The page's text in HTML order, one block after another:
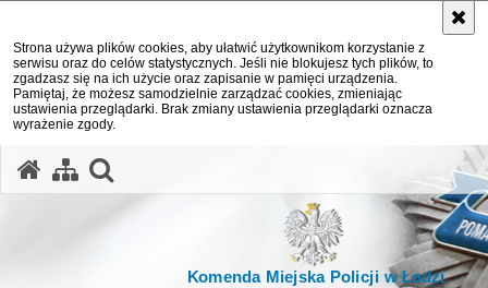
Strona używa plików cookies, aby ułatwić użytkownikom korzystanie z
serwisu oraz do celów statystycznych. Jeśli nie blokujesz tych plików, to
zgadzasz się na ich użycie oraz zapisanie w pamięci urządzenia.
Pamiętaj, że możesz samodzielnie zarządzać cookies, zmieniając
ustawienia przeglądarki. Brak zmiany ustawienia przeglądarki oznacza
wyrażenie zgody.
Komenda Miejska Policji w Łodzi